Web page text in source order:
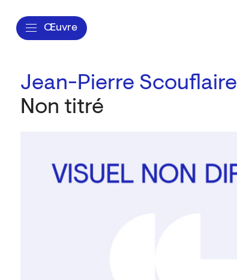
Œuvre
Jean-Pierre Scouflaire
Non titré